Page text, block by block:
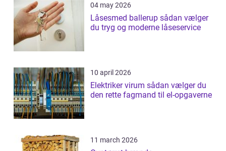
04 may 2026
Låsesmed ballerup sådan vælger
du tryg og moderne låseservice
10 april 2026
Elektriker virum sådan vælger du
den rette fagmand til el-opgaverne
11 march 2026